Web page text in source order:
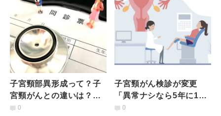
子宮頸部異形成って？子
宮頸がんとの違いは？気
づくサインは｜医師が解
0
子宮頸がん検診が変更
「異常ナシなら5年に1回
のHPV検査へ」知ってお
0